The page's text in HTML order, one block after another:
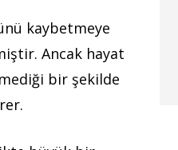
kaybetmeye
Ancak hayat
bir şekilde